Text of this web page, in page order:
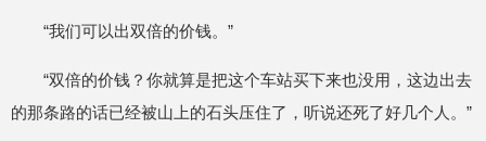
“我们可以出双倍的价钱。”
“双倍的价钱？你就算是把这个车站买下来也没用，这边出去
的那条路的话已经被山上的石头压住了，听说还死了好几个人。”